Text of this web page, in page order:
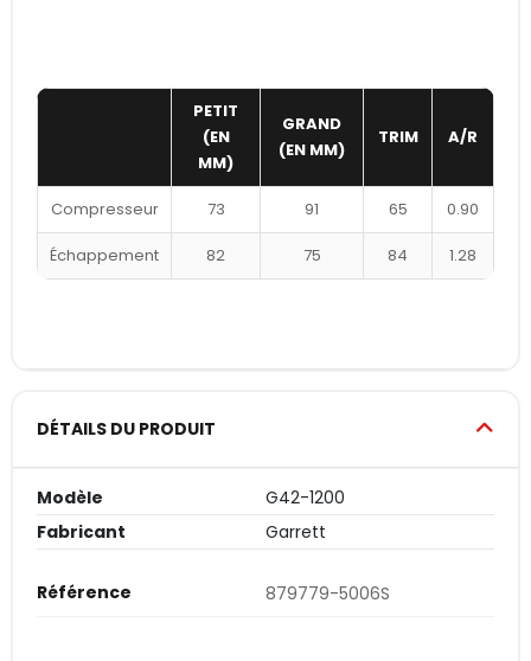
PETIT
(EN
MM)
GRAND
(EN MM)
TRIM A/R
Compresseur 73 91 65 0.90
Échappement 82 75 84 1.28
DÉTAILS DU PRODUIT
Modèle
G42-1200
Fabricant
Garrett
Référence 879779-5006S